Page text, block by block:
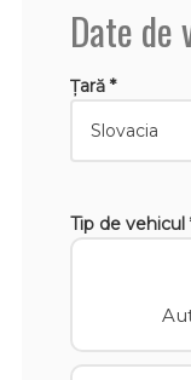
Date de
Țară *
Tip de vehicul